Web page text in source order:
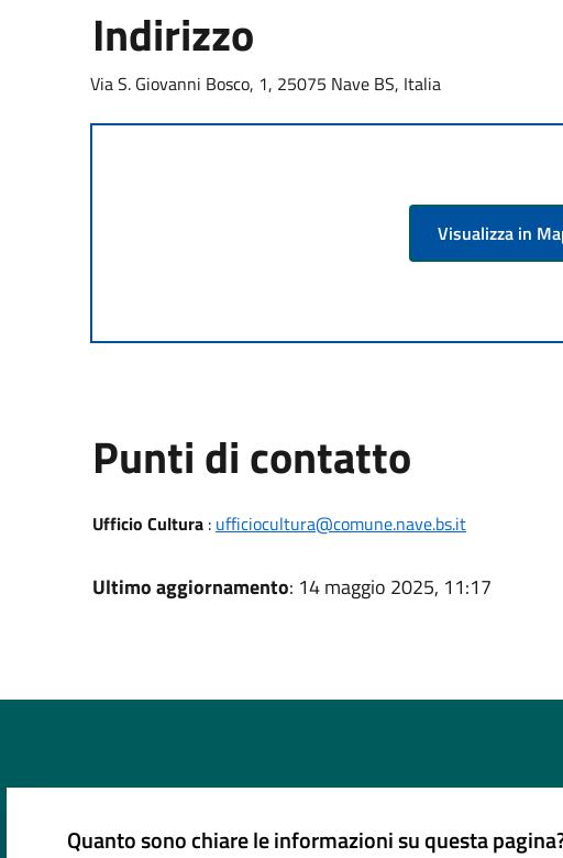
Indirizzo
Via S. Giovanni Bosco, 1, 25075 Nave BS, Italia
Visualizza in
Punti di contatto
Ufficio Cultura: ufficiocultura@comune.nave.bs.it
Ultimo aggiornamento: 14 maggio 2025, 11:17
Quanto sono chiare le informazioni su questa